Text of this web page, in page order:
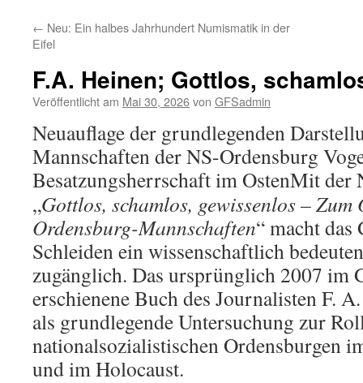
← Neu: Ein halbes Jahrhundert Numismatik in der
Eifel
F.A. Heinen; Gottlos,
Veröffentlicht am Mai 30, 2026von GFSadmin
Neuauflage der grundlegenden
Mannschaften der NS-Ordensburg
Besatzungsherrschaft im OstenMit der
„Gottlos, schamlos, gewissenlos – Zum
Ordensburg-Mannschaften“ macht
Schleiden ein wissenschaftlich
zugänglich. Das ursprünglich 2007 im
erschienene Buch des Journalisten F.
als grundlegende Untersuchung zur
nationalsozialistischen Ordensburgen
und im Holocaust.